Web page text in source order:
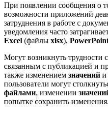
При появлении сообщения о
возможности приложений
затруднения в работе с
уведомления часто
Excel (файлы xlsx),
Могут возникнуть трудности
связанным с публикацией и
также изменением значений и
пользователи могут
файлами, изменении
попытке сохранить изменения.